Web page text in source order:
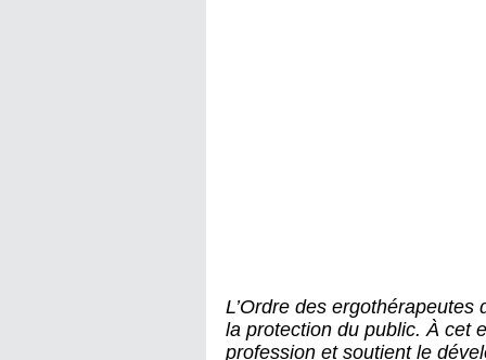
L’Ordre des ergothérapeutes
la protection du public. À cet
profession et soutient le